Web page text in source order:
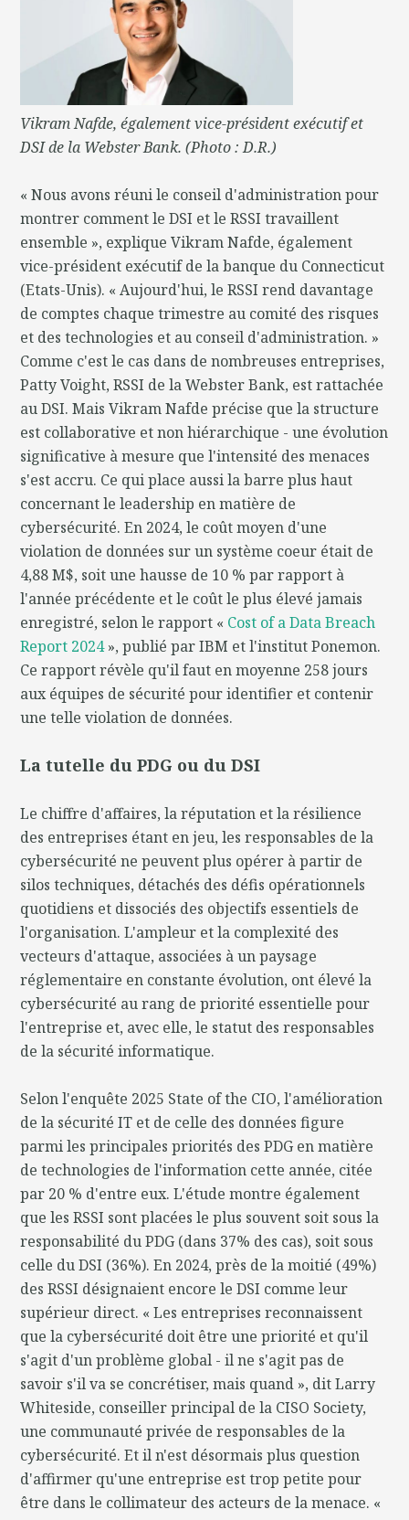
Vikram Nafde, également vice-président exécutif et
DSI de la Webster Bank. (Photo : D.R.)
« Nous avons réuni le conseil d'administration pour
montrer comment le DSI et le RSSI travaillent
ensemble », explique Vikram Nafde, également
vice-président exécutif de la banque du Connecticut
(Etats-Unis). « Aujourd'hui, le RSSI rend davantage
de comptes chaque trimestre au comité des risques
et des technologies et au conseil d'administration. »
Comme c'est le cas dans de nombreuses entreprises,
Patty Voight, RSSI de la Webster Bank, est rattachée
au DSI. Mais Vikram Nafde précise que la structure
est collaborative et non hiérarchique - une évolution
significative à mesure que l'intensité des menaces
s'est accru. Ce qui place aussi la barre plus haut
concernant le leadership en matière de
cybersécurité. En 2024, le coût moyen d'une
violation de données sur un système coeur était de
4,88 M$, soit une hausse de 10 % par rapport à
l'année précédente et le coût le plus élevé jamais
enregistré, selon le rapport « Cost of a Data Breach
Report 2024», publié par IBM et l'institut Ponemon.
Ce rapport révèle qu'il faut en moyenne 258 jours
aux équipes de sécurité pour identifier et contenir
une telle violation de données.
La tutelle du PDG ou du DSI
Le chiffre d'affaires, la réputation et la résilience
des entreprises étant en jeu, les responsables de la
cybersécurité ne peuvent plus opérer à partir de
silos techniques, détachés des défis opérationnels
quotidiens et dissociés des objectifs essentiels de
l'organisation. L'ampleur et la complexité des
vecteurs d'attaque, associées à un paysage
réglementaire en constante évolution, ont élevé la
cybersécurité au rang de priorité essentielle pour
l'entreprise et, avec elle, le statut des responsables
de la sécurité informatique.
Selon l'enquête 2025 State of the CIO, l'amélioration
de la sécurité IT et de celle des données figure
parmi les principales priorités des PDG en matière
de technologies de l'information cette année, citée
par 20 % d'entre eux. L'étude montre également
que les RSSI sont placées le plus souvent soit sous la
responsabilité du PDG (dans 37% des cas), soit sous
celle du DSI (36%). En 2024, près de la moitié (49%)
des RSSI désignaient encore le DSI comme leur
supérieur direct. « Les entreprises reconnaissent
que la cybersécurité doit être une priorité et qu'il
s'agit d'un problème global - il ne s'agit pas de
savoir s'il va se concrétiser, mais quand », dit Larry
Whiteside, conseiller principal de la CISO Society,
une communauté privée de responsables de la
cybersécurité. Et il n'est désormais plus question
d'affirmer qu'une entreprise est trop petite pour
être dans le collimateur des acteurs de la menace. «